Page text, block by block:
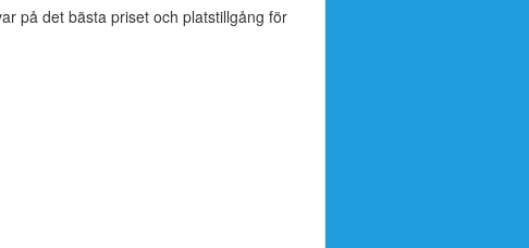
på det bästa priset och platstillgång för